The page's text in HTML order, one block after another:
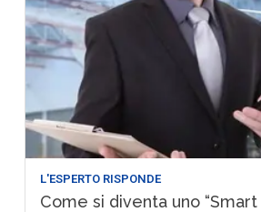
L'ESPERTO RISPONDE
Come si diventa uno “Smart